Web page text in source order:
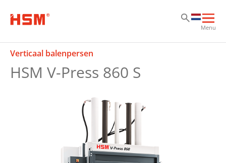
Menu
Verticaal balenpersen
HSM V-Press 860 S